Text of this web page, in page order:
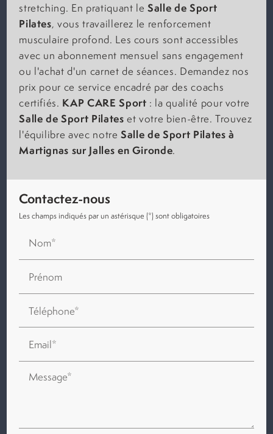
stretching. En pratiquant leSalle de Sport
Pilates, vous travaillerez le renforcement
musculaire profond. Les cours sont accessibles
avec un abonnement mensuel sans engagement
ou l'achat d'un carnet de séances. Demandez nos
prix pour ce service encadré par des coachs
certifiés. KAP CARE Sport : la qualité pour votre
Salle de Sport Pilates et votre bien-être. Trouvez
l'équilibre avec notreSalle de Sport Pilates à
Martignas sur Jalles en Gironde.
Contactez-nous
Les champs indiqués par un astérisque (*) sont obligatoires
Nom*
Prénom
Téléphone*
Email*
Message*